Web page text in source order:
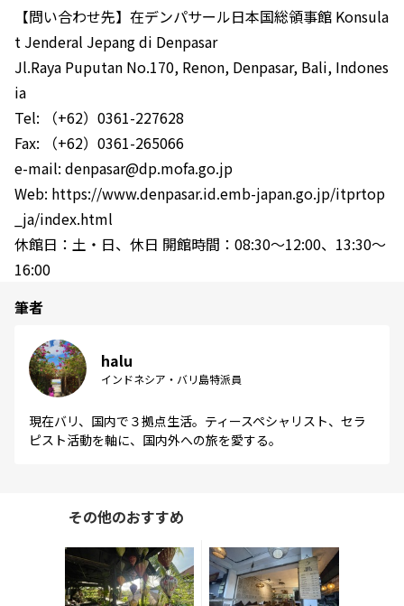
【問い合わせ先】在デンパサール日本国総領事館 Konsula
t Jenderal Jepang di Denpasar
Jl.Raya Puputan No.170, Renon, Denpasar, Bali, Indones
ia
Tel: （+62）0361-227628
Fax: （+62）0361-265066
e-mail: denpasar@dp.mofa.go.jp
Web: https://www.denpasar.id.emb-japan.go.jp/itprtop
_ja/index.html
休館日：土・日、休日 開館時間：08:30～12:00、13:30～
16:00
筆者
halu
インドネシア・バリ島特派員
現在バリ、国内で３拠点生活。ティースペシャリスト、セラ
ピスト活動を軸に、国内外への旅を愛する。
その他のおすすめ